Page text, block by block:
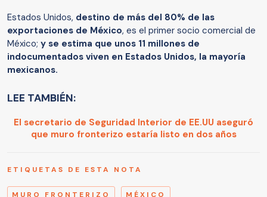
Estados Unidos, destino de más del 80% de las
exportaciones de México, es el primer socio comercial de
México; y se estima que unos 11 millones de
indocumentados viven en Estados Unidos, la mayoría
mexicanos.
LEE TAMBIÉN:
El secretario de Seguridad Interior de EE.UU aseguró
que muro fronterizo estaría listo en dos años
ETIQUETAS DE ESTA NOTA
MURO FRONTERIZO MÉXICO